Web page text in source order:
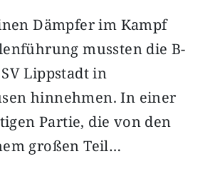
Dämpfer im Kampf
mussten die B-
Lippstadt in
hinnehmen. In einer
Partie, die von den
großen Teil…